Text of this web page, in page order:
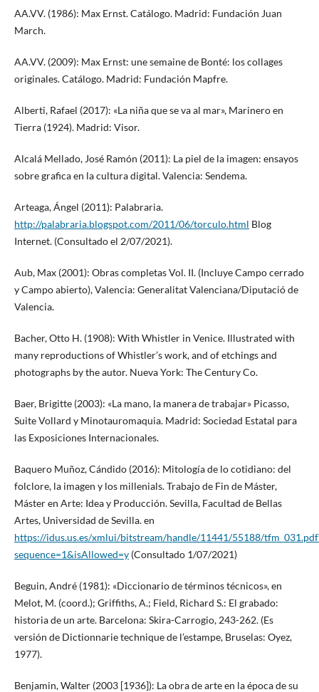
AA.VV. (1986): Max Ernst. Catálogo. Madrid: Fundación Juan
March.
AA.VV. (2009): Max Ernst: une semaine de Bonté: los collages
originales. Catálogo. Madrid: Fundación Mapfre.
Alberti, Rafael (2017): «La niña que se va al mar», Marinero en
Tierra (1924). Madrid: Visor.
Alcalá Mellado, José Ramón (2011): La piel de la imagen: ensayos
sobre grafica en la cultura digital. Valencia: Sendema.
Arteaga, Ángel (2011): Palabraria.
http://palabraria.blogspot.com/2011/06/torculo.html Blog
Internet. (Consultado el 2/07/2021).
Aub, Max (2001): Obras completas Vol. II. (Incluye Campo cerrado
y Campo abierto), Valencia: Generalitat Valenciana/Diputació de
Valencia.
Bacher, Otto H. (1908): With Whistler in Venice. Illustrated with
many reproductions of Whistler’s work, and of etchings and
photographs by the autor. Nueva York: The Century Co.
Baer, Brigitte (2003): «La mano, la manera de trabajar» Picasso,
Suite Vollard y Minotauromaquia. Madrid: Sociedad Estatal para
las Exposiciones Internacionales.
Baquero Muñoz, Cándido (2016): Mitología de lo cotidiano: del
folclore, la imagen y los millenials. Trabajo de Fin de Máster,
Máster en Arte: Idea y Producción. Sevilla, Facultad de Bellas
Artes, Universidad de Sevilla. en
https://idus.us.es/xmlui/bitstream/handle/11441/55188/
sequence=1&isAllowed=y(Consultado 1/07/2021)
Beguin, André (1981): «Diccionario de términos técnicos», en
Melot, M. (coord.); Griffiths, A.; Field, Richard S.: El grabado:
historia de un arte. Barcelona: Skira-Carrogio, 243-262. (Es
versión de Dictionnarie technique de l’estampe, Bruselas: Oyez,
1977).
Benjamin, Walter (2003 [1936]): La obra de arte en la época de su